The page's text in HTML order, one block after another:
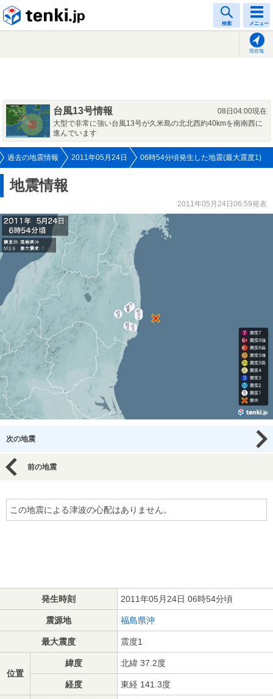
検索 メニュー
現在地
台風13号情報
08日04:00現在
大型で非常に強い台風13号が久米島の北北西約40kmを南南西に
進んでいます
過去の地震情報 2011年05月24日 06時54分頃発生した地震(最大震度1)
地震情報
2011年05月24日06:59発表
次の地震
前の地震
この地震による津波の心配はありません。
発生時刻 2011年05月24日 06時54分頃
震源地 福島県沖
最大震度 震度1
位置
緯度 北緯 37.2度
経度 東経 141.3度